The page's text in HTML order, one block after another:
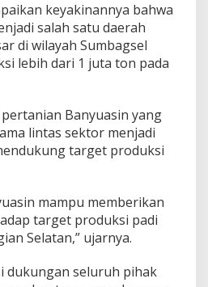
keyakinannya bahwa
salah satu daerah
di wilayah Sumbagsel
lebih dari 1 juta ton pada
Banyuasin yang
lintas sektor menjadi
target produksi
mampu memberikan
target produksi padi
Selatan,” ujarnya.
dukungan seluruh pihak